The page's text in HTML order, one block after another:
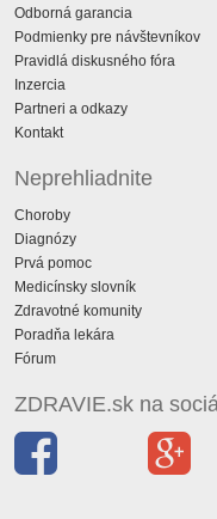
Odborná garancia
Podmienky pre návštevníkov
Pravidlá diskusného fóra
Inzercia
Partneri a odkazy
Kontakt
Neprehliadnite
Choroby
Diagnózy
Prvá pomoc
Medicínsky slovník
Zdravotné komunity
Poradňa lekára
Fórum
ZDRAVIE.sk na